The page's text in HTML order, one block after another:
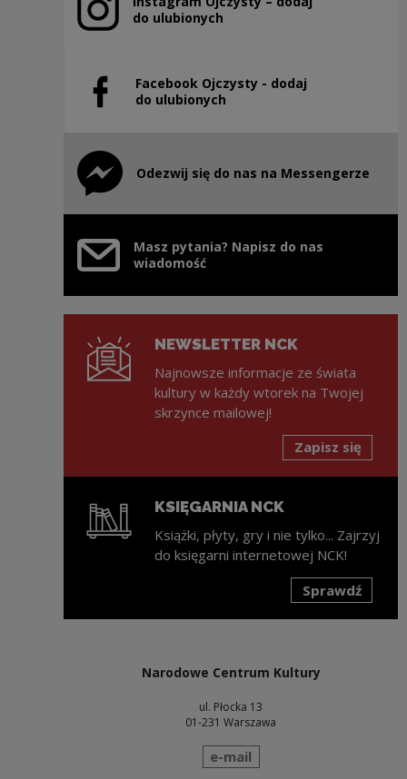
do ulubionych
Uwaga, link zostanie otwarty w nowym oknie
Facebook Ojczysty - dodaj
do ulubionych
Uwaga, link zostanie otwarty w nowym oknie
Odezwij się do nas na Messengerze
Uwaga, link zostanie otwarty w nowym oknie
Masz pytania? Napisz do nas
wiadomość
NEWSLETTER NCK
Najnowsze informacje ze świata
kultury w każdy wtorek na Twojej
skrzynce mailowej!
Zapisz się
KSIĘGARNIA NCK
Książki, płyty, gry i nie tylko... Zajrzyj
do księgarni internetowej NCK!
Sprawdź
Narodowe Centrum Kultury
ul. Płocka 13
01-231 Warszawa
wyślij wiadomość
e-mail